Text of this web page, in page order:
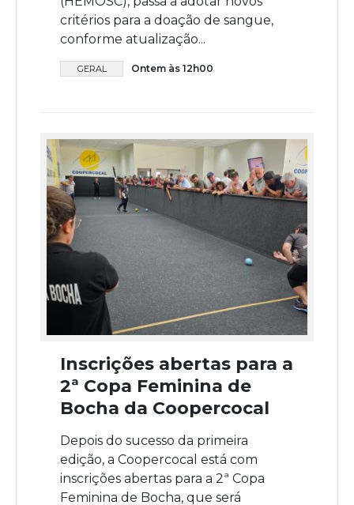
critérios para a doação de sangue,
conforme atualização...
GERAL Ontem às 12h00
Inscrições abertas para a
2ª Copa Feminina de
Bocha da Coopercocal
Depois do sucesso da primeira
edição, a Coopercocal está com
inscrições abertas para a 2ª Copa
Feminina de Bocha, que será